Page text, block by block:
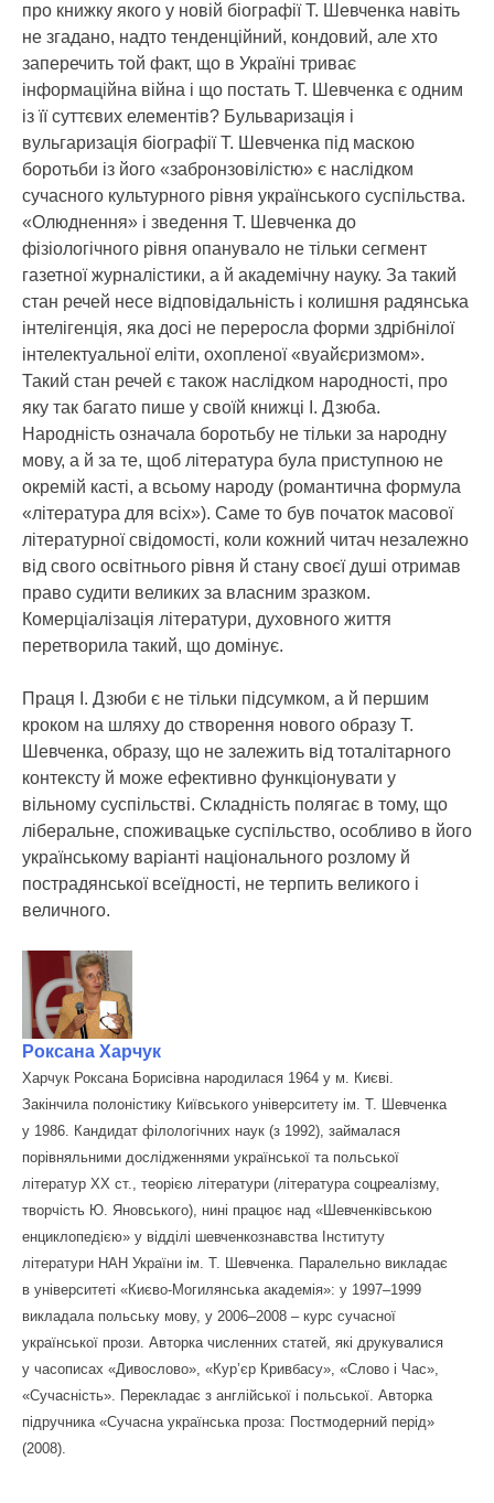
про книжку якого у новій біографії Т. Шевченка навіть
не згадано, надто тенденційний, кондовий, але хто
заперечить той факт, що в Україні триває
інформаційна війна і що постать Т. Шевченка є одним
із її суттєвих елементів? Бульваризація і
вульгаризація біографії Т. Шевченка під маскою
боротьби із його «забронзовілістю» є наслідком
сучасного культурного рівня українського суспільства.
«Олюднення» і зведення Т. Шевченка до
фізіологічного рівня опанувало не тільки сегмент
газетної журналістики, а й академічну науку. За такий
стан речей несе відповідальність і колишня радянська
інтелігенція, яка досі не переросла форми здрібнілої
інтелектуальної еліти, охопленої «вуайєризмом».
Такий стан речей є також наслідком народності, про
яку так багато пише у своїй книжці І. Дзюба.
Народність означала боротьбу не тільки за народну
мову, а й за те, щоб література була приступною не
окремій касті, а всьому народу (романтична формула
«література для всіх»). Саме то був початок масової
літературної свідомості, коли кожний читач незалежно
від свого освітнього рівня й стану своєї душі отримав
право судити великих за власним зразком.
Комерціалізація літератури, духовного життя
перетворила такий, що домінує.
Праця І. Дзюби є не тільки підсумком, а й першим
кроком на шляху до створення нового образу Т.
Шевченка, образу, що не залежить від тоталітарного
контексту й може ефективно функціонувати у
вільному суспільстві. Складність полягає в тому, що
ліберальне, споживацьке суспільство, особливо в його
українському варіанті національного розлому й
пострадянської всеїдності, не терпить великого і
величного.
Роксана Харчук
Харчук Роксана Борисівна народилася 1964 у м. Києві.
Закінчила полоністику Київського університету ім. Т. Шевченка
у 1986. Кандидат філологічних наук (з 1992), займалася
порівняльними дослідженнями української та польської
літератур XX ст., теорією літератури (література соцреалізму,
творчість Ю. Яновського), нині працює над «Шевченківською
енциклопедією» у відділі шевченкознавства Інституту
літератури НАН України ім. Т. Шевченка. Паралельно викладає
в університеті «Києво-Могилянська академія»: у 1997–1999
викладала польську мову, у 2006–2008 – курс сучасної
української прози. Авторка численних статей, які друкувалися
у часописах «Дивослово», «Кур’єр Кривбасу», «Слово і Час»,
«Сучасність». Перекладає з англійської і польської. Авторка
підручника «Сучасна українська проза: Постмодерний перід»
(2008).